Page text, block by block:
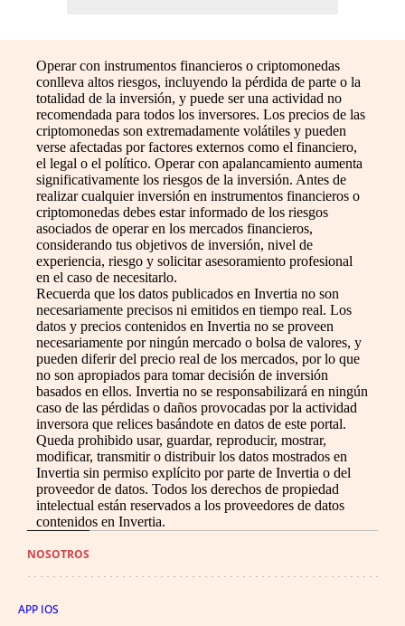
Operar con instrumentos financieros o criptomonedas
conlleva altos riesgos, incluyendo la pérdida de parte o la
totalidad de la inversión, y puede ser una actividad no
recomendada para todos los inversores. Los precios de las
criptomonedas son extremadamente volátiles y pueden
verse afectadas por factores externos como el financiero,
el legal o el político. Operar con apalancamiento aumenta
significativamente los riesgos de la inversión. Antes de
realizar cualquier inversión en instrumentos financieros o
criptomonedas debes estar informado de los riesgos
asociados de operar en los mercados financieros,
considerando tus objetivos de inversión, nivel de
experiencia, riesgo y solicitar asesoramiento profesional
en el caso de necesitarlo.
Recuerda que los datos publicados en Invertia no son
necesariamente precisos ni emitidos en tiempo real. Los
datos y precios contenidos en Invertia no se proveen
necesariamente por ningún mercado o bolsa de valores, y
pueden diferir del precio real de los mercados, por lo que
no son apropiados para tomar decisión de inversión
basados en ellos. Invertia no se responsabilizará en ningún
caso de las pérdidas o daños provocadas por la actividad
inversora que relices basándote en datos de este portal.
Queda prohibido usar, guardar, reproducir, mostrar,
modificar, transmitir o distribuir los datos mostrados en
Invertia sin permiso explícito por parte de Invertia o del
proveedor de datos. Todos los derechos de propiedad
intelectual están reservados a los proveedores de datos
contenidos en Invertia.
NOSOTROS
APP IOS